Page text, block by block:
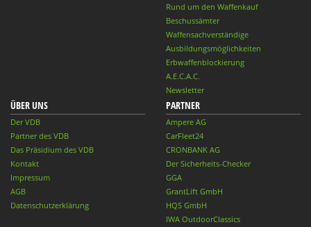
Rund um den Waffenkauf
Beschussämter
Waffensachverständige
Ausbildungsmöglichkeiten
Erbwaffenblockierung
A.E.C.A.C.
Newsletter
ÜBER UNS
Der VDB
Partner des VDB
Das Präsidium des VDB
Kontakt
Impressum
AGB
Datenschutzerklärung
PARTNER
Ampere AG
CarFleet24
CRONBANK AG
Der Sicherheits-Checker
GGA
GrantLift GmbH
HQS GmbH
IWA OutdoorClassics